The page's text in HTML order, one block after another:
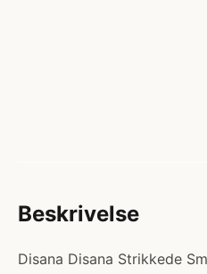
Beskrivelse
Disana Disana Strikkede